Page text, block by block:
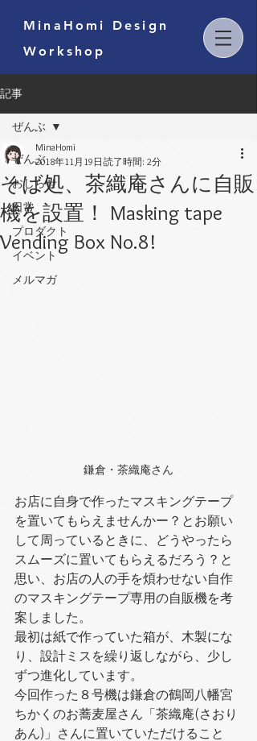
MinaHomi Design
Workshop
記事
ぜんぶ
おしらせ
日常
プロダクト
イベント
メルマガ
ぜんぶ
そば処、茶織庵さんに自販
機を設置！ Masking tape
Vending Box No.8!
MinaHomi
2018年11月19日 読了時間: 2分
鎌倉・茶織庵さん
お店に自身で作ったマスキングテープ
を置いてもらえませんかー？とお願い
して周っているときに、どうやったら
スムーズに置いてもらえるだろう？と
思い、お店の人の手を煩わせない自作
のマスキングテープ専用の自販機を考
案しました。
最初は紙で作っていた箱が、木製にな
り、設計ミスを繰り返しながら、少し
ずつ進化しています。
今回作った８号機は鎌倉の鶴岡八幡宮
ちかくのお蕎麦屋さん「茶織庵(さおり
あん)」さんに置いていただけること